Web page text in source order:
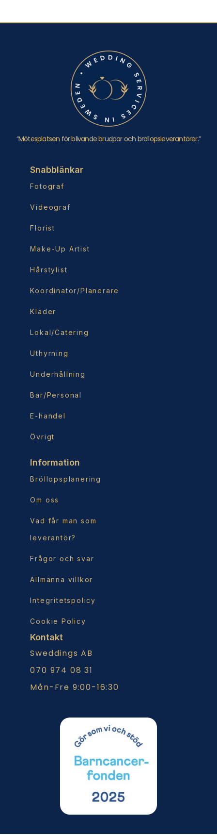
“Mötesplatsen för blivande brudpar och bröllopsleverantörer.”
Snabblänkar
Fotograf
Videograf
Florist
Make-Up Artist
Hårstylist
Koordinator/Planerare
Kläder
Lokal/Catering
Uthyrning
Underhållning
Bar/Personal
E-handel
Övrigt
Information
Bröllopsplanering
Om oss
Vad får man som
leverantör?
Frågor och svar
Allmänna villkor
Integritetspolicy
Cookie Policy
Kontakt
Sweddings AB
070 974 08 31
Mån-Fre 9:00-16:30